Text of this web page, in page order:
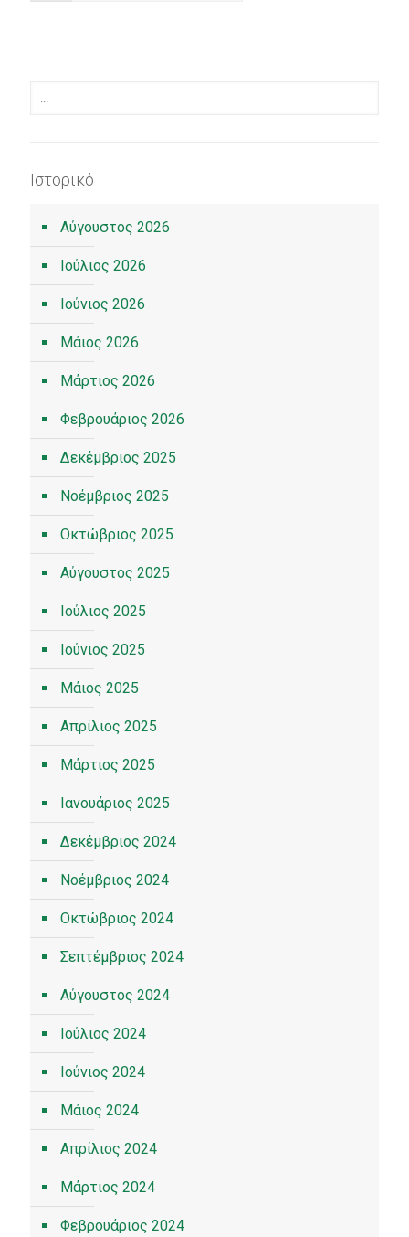
Ιστορικό
Αύγουστος 2026
Ιούλιος 2026
Ιούνιος 2026
Μάιος 2026
Μάρτιος 2026
Φεβρουάριος 2026
Δεκέμβριος 2025
Νοέμβριος 2025
Οκτώβριος 2025
Αύγουστος 2025
Ιούλιος 2025
Ιούνιος 2025
Μάιος 2025
Απρίλιος 2025
Μάρτιος 2025
Ιανουάριος 2025
Δεκέμβριος 2024
Νοέμβριος 2024
Οκτώβριος 2024
Σεπτέμβριος 2024
Αύγουστος 2024
Ιούλιος 2024
Ιούνιος 2024
Μάιος 2024
Απρίλιος 2024
Μάρτιος 2024
Φεβρουάριος 2024